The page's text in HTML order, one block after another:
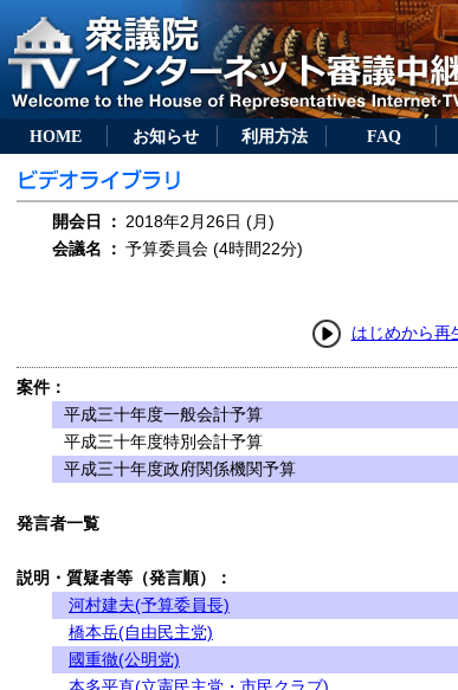
HOME お知らせ 利用方法 FAQ
開会日 ： 2018年2月26日 (月)
会議名
： 予算委員会 (4時間22分)
はじめから再
案件：
平成三十年度一般会計予算
平成三十年度特別会計予算
平成三十年度政府関係機関予算
発言者一覧
説明・質疑者等（発言順）：
河村建夫(予算委員長)
橋本岳(自由民主党)
國重徹(公明党)